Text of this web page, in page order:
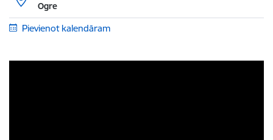
Ogre
Pievienot kalendāram